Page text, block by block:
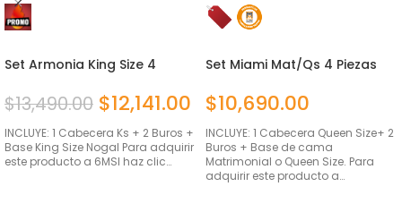
Set Armonia King Size 4
$13,490.00 $12,141.00
INCLUYE: 1 Cabecera Ks + 2 Buros +
Base King Size Nogal Para adquirir
este producto a 6MSI haz clic…
Set Miami Mat/Qs 4 Piezas
$10,690.00
INCLUYE: 1 Cabecera Queen Size+ 2
Buros + Base de cama
Matrimonial o Queen Size. Para
adquirir este producto a…